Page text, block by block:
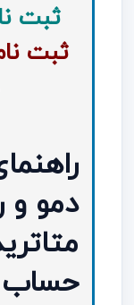
ثبت
ثبت
دمو و
حساب